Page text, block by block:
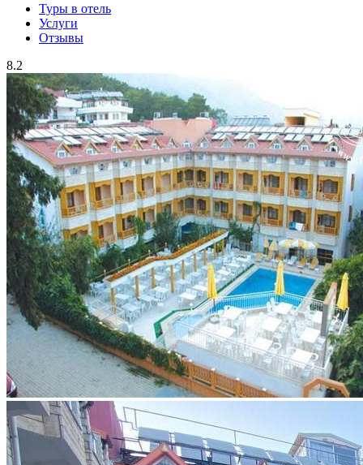
Туры в отель
Услуги
Отзывы
8.2